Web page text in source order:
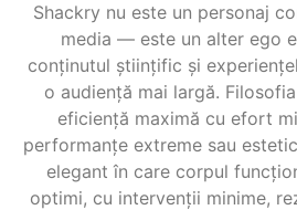
Shackry nu este un personaj
media — este un alter ego
conținutul științific și
o audiență mai largă.
eficiență maximă cu efort
performanțe extreme sau
elegant în care corpul
optimi, cu intervenții minime,